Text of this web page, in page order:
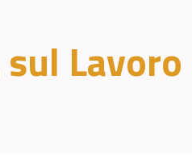
Lavoro